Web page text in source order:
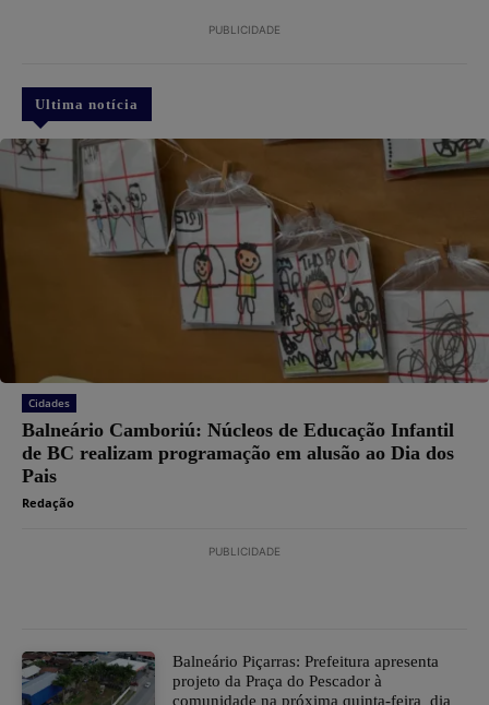
PUBLICIDADE
Ultima notícia
Cidades
Balneário Camboriú: Núcleos de Educação Infantil
de BC realizam programação em alusão ao Dia dos
Pais
Redação
PUBLICIDADE
Balneário Piçarras: Prefeitura apresenta
projeto da Praça do Pescador à
comunidade na próxima quinta-feira dia